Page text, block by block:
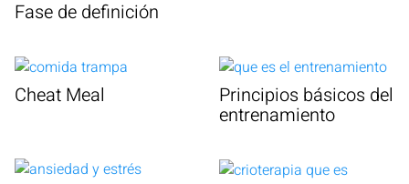
Fase de definición
Cheat Meal Principios básicos del
entrenamiento